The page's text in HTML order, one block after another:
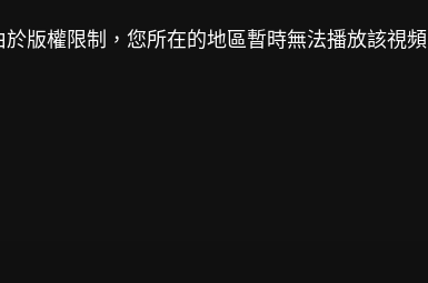
版權限制，您所在的地區暫時無法播放該視頻